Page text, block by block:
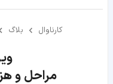
کارناوال بلاگ